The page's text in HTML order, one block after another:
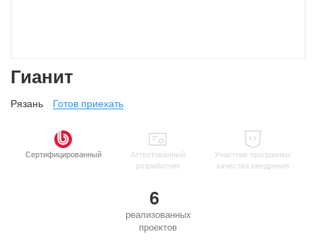
Гианит
Рязань Готов приехать
Сертифицированный
Аттестованный
разработчик
Участник программы
качества внедрения
6
реализованных
проектов